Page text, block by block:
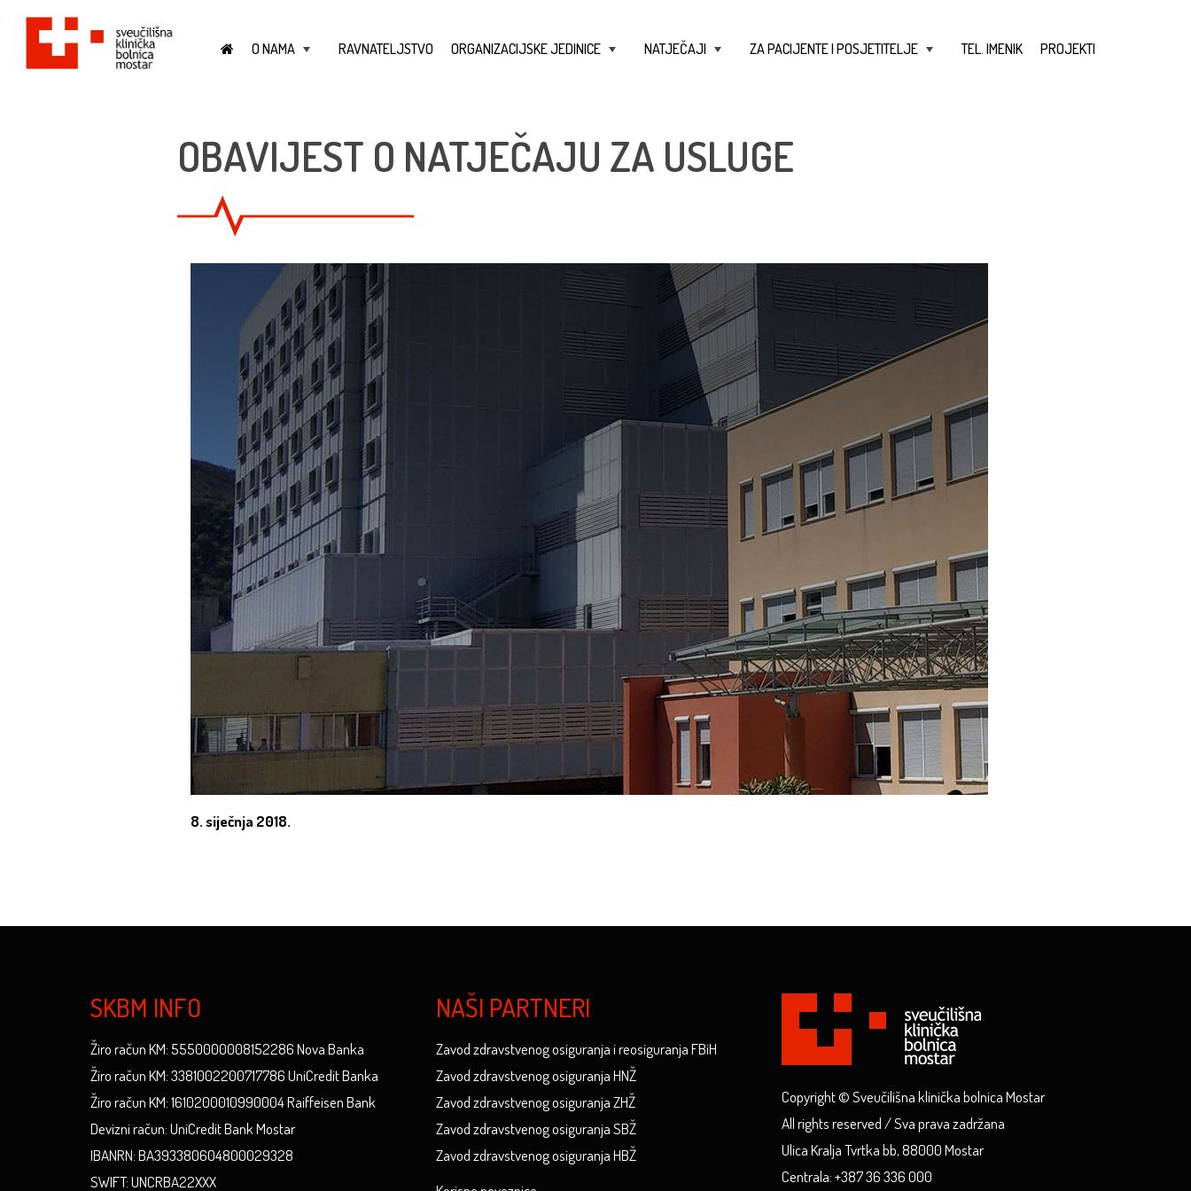
O NAMA RAVNATELJSTVO ORGANIZACIJSKE JEDINICE NATJEČAJI ZA PACIJENTE I POSJETITELJE TEL. IMENIK PROJEKTI
OBAVIJEST O NATJEČAJU ZA USLUGE
8. siječnja 2018.
SKBM INFO
Žiro račun KM: 5550000008152286 Nova Banka
Žiro račun KM: 3381002200717786 UniCredit Banka
Žiro račun KM: 1610200010990004 Raiffeisen Bank
Devizni račun: UniCredit Bank Mostar
IBANRN: BA393380604800029328
SWIFT: UNCRBA22XXX
NAŠI PARTNERI
Zavod zdravstvenog osiguranja i reosiguranja FBiH
Zavod zdravstvenog osiguranja HNŽ
Zavod zdravstvenog osiguranja ZHŽ
Zavod zdravstvenog osiguranja SBŽ
Zavod zdravstvenog osiguranja HBŽ
Copyright © Sveučilišna klinička bolnica Mostar
All rights reserved / Sva prava zadržana
Ulica Kralja Tvrtka bb, 88000 Mostar
Centrala: +387 36 336 000